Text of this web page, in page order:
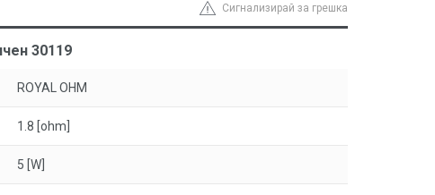
Сигнализирай за грешка
30119
ROYAL OHM
1.8 [ohm]
5 [W]